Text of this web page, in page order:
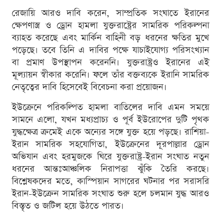
রেজায়ি আরও দাবি করেন, সাম্প্রতিক সংঘাতে ইরানের
ক্ষেপণাস্ত্র ও ড্রোন হামলা যুক্তরাষ্ট্রের সামরিক পরিকল্পনা
ব্যাহত করেছে এবং মার্কিন বাহিনী বড় ধরনের ক্ষতির মুখে
পড়েছে। তবে তিনি এ দাবির পক্ষে যাচাইযোগ্য পরিসংখ্যান
বা প্রমাণ উপস্থাপন করেননি। যুক্তরাষ্ট্রও ইরানের এই
মূল্যায়ন স্বীকার করেনি। ফলে তাঁর বক্তব্যকে ইরানি সামরিক
নেতৃত্বের দাবি হিসেবেই বিবেচনা করা প্রয়োজন।
ইউক্রেনে পরিকল্পিত হামলা বাতিলের দাবি এমন সময়ে
সামনে এলো, যখন মধ্যপ্রাচ্য ও পূর্ব ইউরোপের দুটি পৃথক
যুদ্ধক্ষেত্র ক্রমেই একে অন্যের সঙ্গে যুক্ত হয়ে পড়ছে। রাশিয়া-
ইরান সামরিক সহযোগিতা, ইউক্রেনের দূরপাল্লার ড্রোন
অভিযান এবং হরমুজকে ঘিরে যুক্তরাষ্ট্র-ইরান সংঘাত নতুন
ধরনের আন্তঃআঞ্চলিক নিরাপত্তা ঝুঁকি তৈরি করছে।
বিশ্লেষকদের মতে, কাস্পিয়ান সাগরের ঘটনার পর সরাসরি
ইরান-ইউক্রেন সামরিক সংঘাত শুরু হলে চলমান যুদ্ধ আরও
বিস্তৃত ও জটিল হয়ে উঠতে পারত।